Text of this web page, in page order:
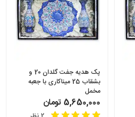
پک هدیه جفت گلدان 20 و
بشقاب 25 میناکاری با جعبه
مخمل
5,650,000 تومان